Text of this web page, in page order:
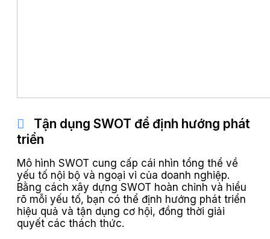
Tận dụng SWOT để định hướng phát
triển
Mô hình SWOT cung cấp cái nhìn tổng thể về
yếu tố nội bộ và ngoại vi của doanh nghiệp.
Bằng cách xây dựng SWOT hoàn chỉnh và hiểu
rõ mỗi yếu tố, bạn có thể định hướng phát triển
hiệu quả và tận dụng cơ hội, đồng thời giải
quyết các thách thức.